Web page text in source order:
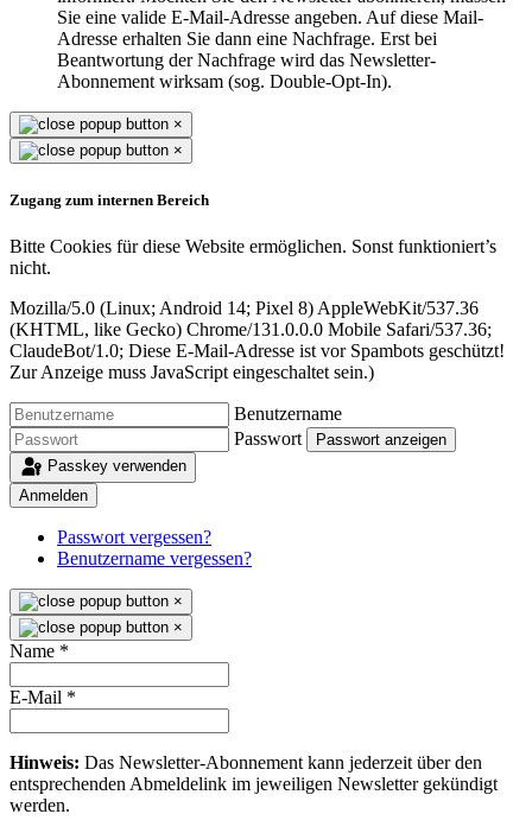
Sie eine valide E-Mail-Adresse angeben. Auf diese Mail-
Adresse erhalten Sie dann eine Nachfrage. Erst bei
Beantwortung der Nachfrage wird das Newsletter-
Abonnement wirksam (sog. Double-Opt-In).
×
×
Zugang zum internen Bereich
Bitte Cookies für diese Website ermöglichen. Sonst funktioniert’s
nicht.
Mozilla/5.0 (Linux; Android 14; Pixel 8) AppleWebKit/537.36
(KHTML, like Gecko) Chrome/131.0.0.0 Mobile Safari/537.36;
ClaudeBot/1.0; Diese E-Mail-Adresse ist vor Spambots geschützt!
Zur Anzeige muss JavaScript eingeschaltet sein.)
Benutzername
Passwort
Passwort anzeigen
Passkey verwenden
Anmelden
Passwort vergessen?
Benutzername vergessen?
×
×
Name *
E-Mail *
Hinweis: Das Newsletter-Abonnement kann jederzeit über den
entsprechenden Abmeldelink im jeweiligen Newsletter gekündigt
werden.